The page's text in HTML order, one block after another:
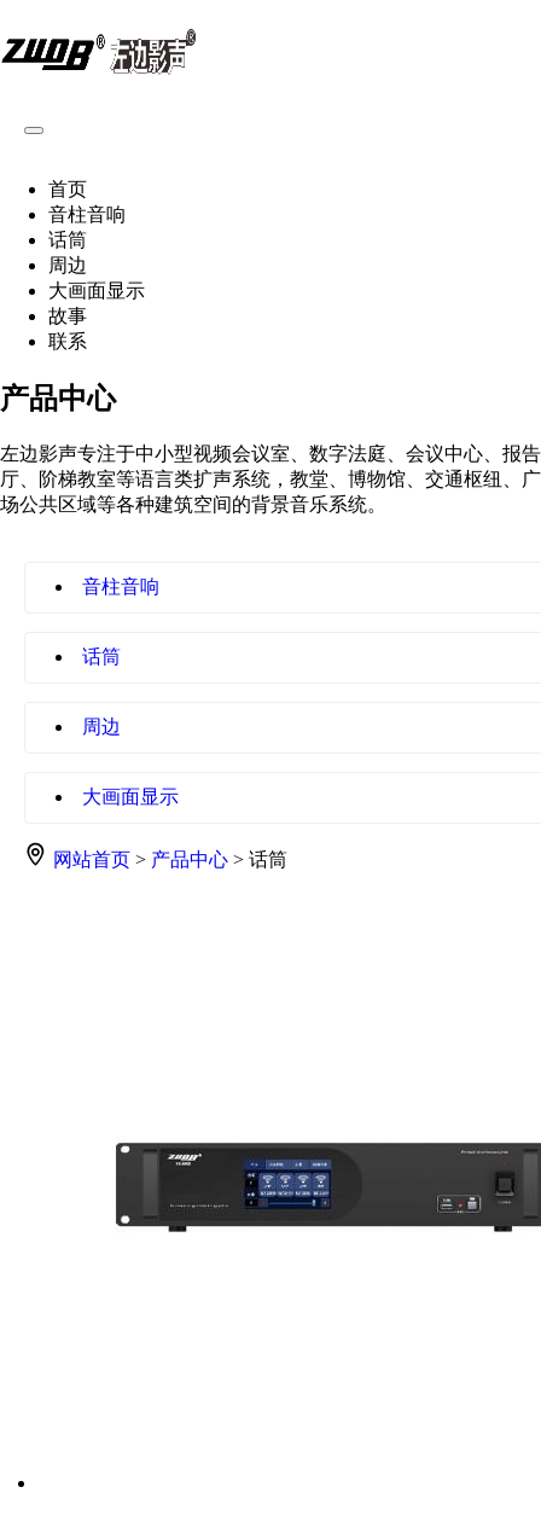
首页
音柱音响
话筒
周边
大画面显示
故事
联系
产品中心
左边影声专注于中小型视频会议室、数字法庭、会议中心、报告
厅、阶梯教室等语言类扩声系统，教堂、博物馆、交通枢纽、广
场公共区域等各种建筑空间的背景音乐系统。
音柱音响
话筒
周边
大画面显示
网站首页 > 产品中心 > 话筒